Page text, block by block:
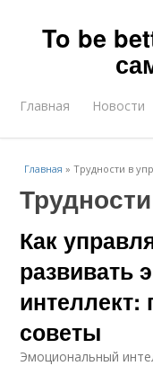
To be
Главная Новости
Главная »Трудности в
Как
развивать
интеллект:
советы
Эмоциональный